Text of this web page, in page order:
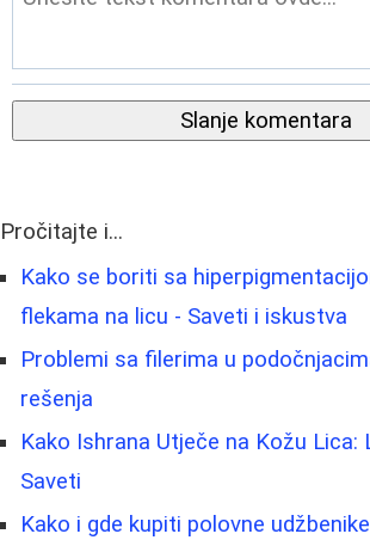
Slanje komentara
Pročitajte i...
Kako se boriti sa
flekama na licu - Saveti i iskustva
Problemi sa filerima u
rešenja
Kako Ishrana Utječe na Kožu Lica:
Saveti
Kako i gde kupiti polovne